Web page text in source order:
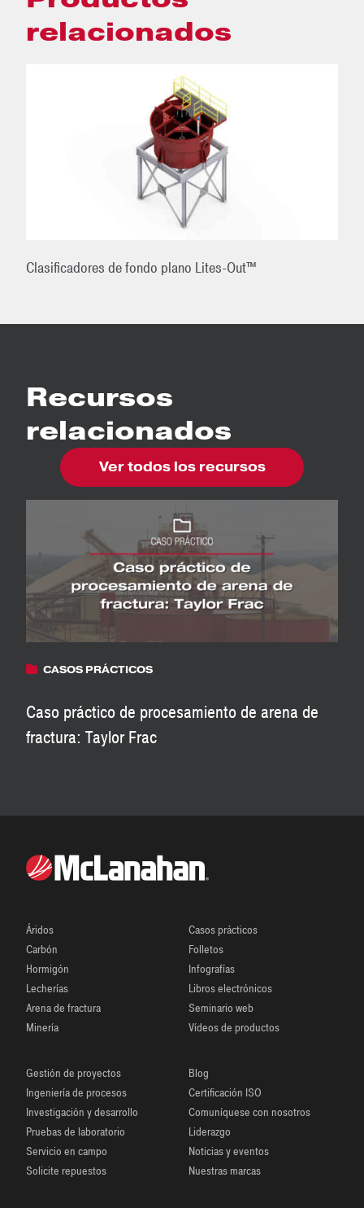
relacionados
Clasificadores de fondo plano Lites-Out™
Recursos
relacionados
Ver todos los recursos
CASOS PRÁCTICOS
Caso práctico de procesamiento de arena de
fractura: Taylor Frac
Áridos
Carbón
Hormigón
Lecherías
Arena de fractura
Minería
Casos prácticos
Folletos
Infografías
Libros electrónicos
Seminario web
Vídeos de productos
Gestión de proyectos
Ingeniería de procesos
Investigación y desarrollo
Pruebas de laboratorio
Servicio en campo
Solicite repuestos
Blog
Certificación ISO
Comuníquese con nosotros
Liderazgo
Noticias y eventos
Nuestras marcas